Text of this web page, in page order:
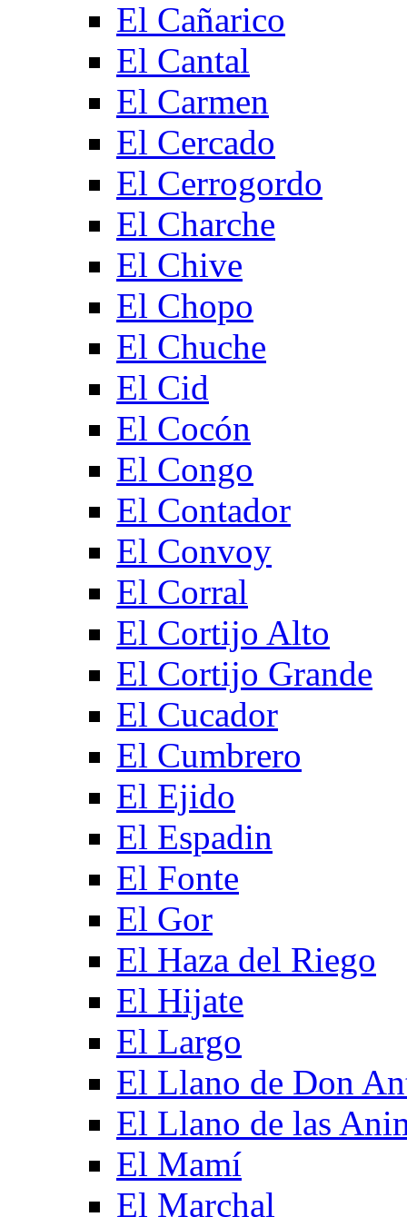
El Cañarico
El Cantal
El Carmen
El Cercado
El Cerrogordo
El Charche
El Chive
El Chopo
El Chuche
El Cid
El Cocón
El Congo
El Contador
El Convoy
El Corral
El Cortijo Alto
El Cortijo Grande
El Cucador
El Cumbrero
El Ejido
El Espadin
El Fonte
El Gor
El Haza del Riego
El Hijate
El Largo
El Llano de Don
El Llano de las
El Mamí
El Marchal